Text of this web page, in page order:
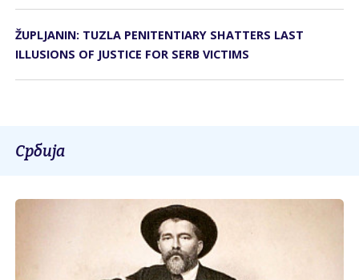
ŽUPLJANIN: TUZLA PENITENTIARY SHATTERS LAST
ILLUSIONS OF JUSTICE FOR SERB VICTIMS
Србија